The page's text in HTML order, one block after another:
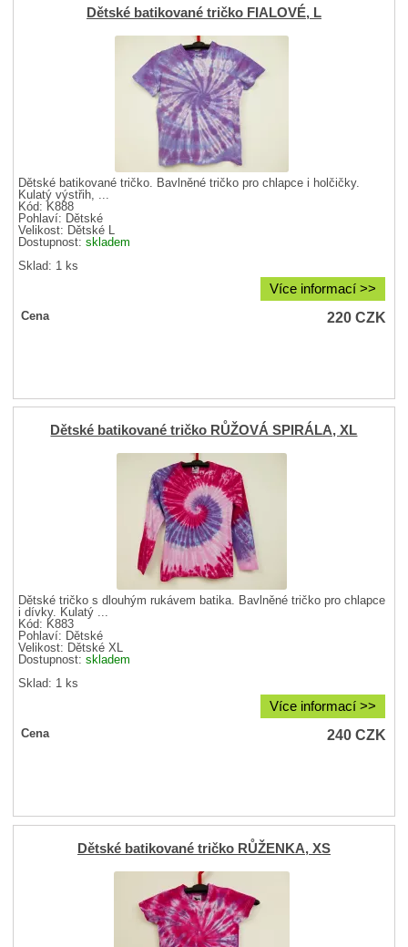
Dětské batikované tričko FIALOVÉ, L
Dětské batikované tričko. Bavlněné tričko pro chlapce i holčičky.
Kulatý výstřih, ...
Kód: K888
Pohlaví: Dětské
Velikost: Dětské L
Dostupnost:skladem
Sklad: 1 ks
Více informací >>
Cena 220CZK
Dětské batikované tričko RŮŽOVÁ SPIRÁLA, XL
Dětské tričko s dlouhým rukávem batika. Bavlněné tričko pro chlapce
i dívky. Kulatý ...
Kód: K883
Pohlaví: Dětské
Velikost: Dětské XL
Dostupnost:skladem
Sklad: 1 ks
Více informací >>
Cena 240CZK
Dětské batikované tričko RŮŽENKA, XS